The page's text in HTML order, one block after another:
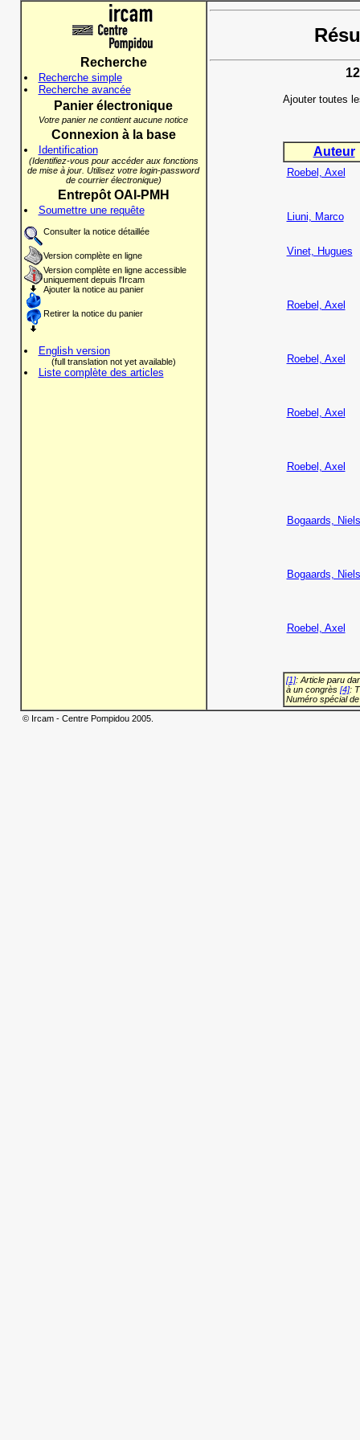
Recherche
Recherche simple
Recherche avancée
Panier électronique
Votre panier ne contient aucune notice
Connexion à la base
Identification
(Identifiez-vous pour accéder aux fonctions
de mise à jour. Utilisez votre login-password
de courrier électronique)
Entrepôt OAI-PMH
Soumettre une requête
Consulter la notice détaillée
Version complète en ligne
Version complète en ligne accessible
uniquement depuis l'Ircam
Ajouter la notice au panier
Retirer la notice du panier
English version
(full translation not yet available)
Liste complète des articles
Ajouter toutes
Auteur
Roebel, Axel
Liuni, Marco
Vinet, Hugues
Roebel, Axel
Roebel, Axel
Roebel, Axel
Roebel, Axel
Bogaards, Niels
Bogaards, Niels
Roebel, Axel
[1]: Article paru
à un congrès [4]:
Numéro spécial
© Ircam - Centre Pompidou 2005.